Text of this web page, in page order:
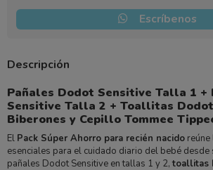
Escríbenos
Descripción
Pañales Dodot Sensitive Talla 1 +
Sensitive Talla 2 + Toallitas
Biberones y Cepillo Tommee
El Pack Súper Ahorro para recién nacidoreúne
esenciales para el cuidado diario del bebé
pañales Dodot Sensitive en tallas 1 y 2, toallitas